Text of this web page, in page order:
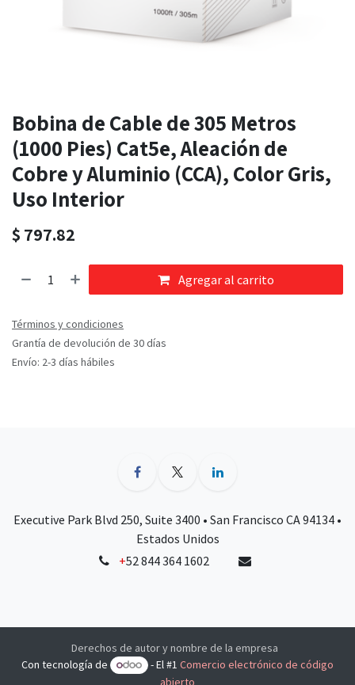
Bobina de Cable de 305 Metros
(1000 Pies) Cat5e, Aleación de
Cobre y Aluminio (CCA), Color Gris,
Uso Interior
$ 797.82
Agregar al carrito
Términos y condiciones
Grantía de devolución de 30 días
Envío: 2-3 días hábiles
Executive Park Blvd 250, Suite 3400 • San Francisco CA 94134 •
Estados Unidos
+52 844 364 1602
Derechos de autor y nombre de la empresa
Con tecnología de
- El #1Comercio electrónico de código
abierto